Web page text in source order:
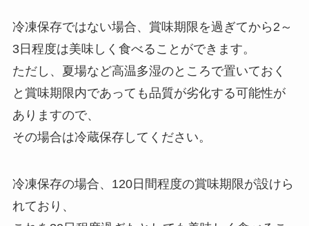
冷凍保存ではない場合、賞味期限を過ぎてから2～
3日程度は美味しく食べることができます。
ただし、夏場など高温多湿のところで置いておく
と賞味期限内であっても品質が劣化する可能性が
ありますので、
その場合は冷蔵保存してください。
冷凍保存の場合、120日間程度の賞味期限が設けら
れており、